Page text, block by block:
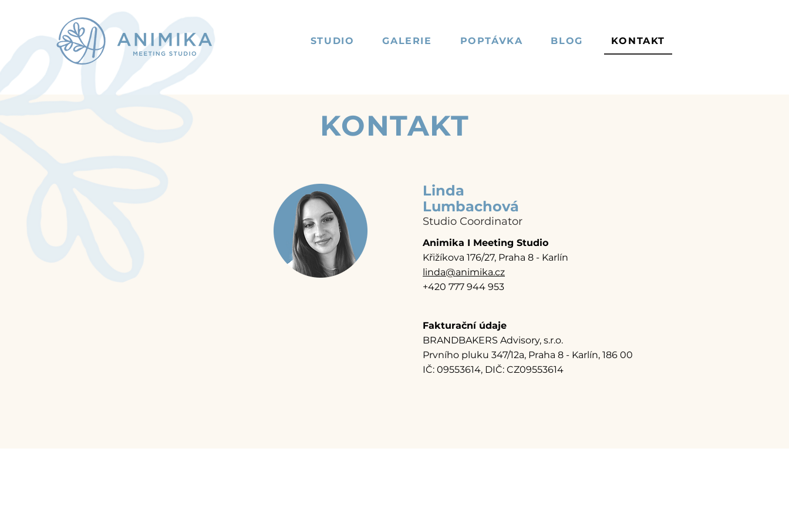
STUDIO GALERIE POPTÁVKA BLOG KONTAKT
Linda
Lumbachová
Studio Coordinator
Animika I Meeting Studio
Křižíkova 176/27, Praha 8 - Karlín
linda@animika.cz
+420 777 944 953
Fakturační údaje
BRANDBAKERS Advisory, s.r.o.
Prvního pluku 347/12a, Praha 8 - Karlín, 186 00
IČ: 09553614, DIČ: CZ09553614
KONTAKT